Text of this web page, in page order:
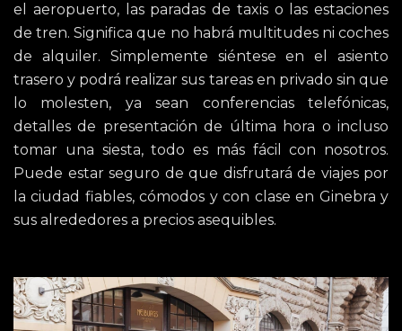
el aeropuerto, las paradas de taxis o las estaciones
de tren. Significa que no habrá multitudes ni coches
de alquiler. Simplemente siéntese en el asiento
trasero y podrá realizar sus tareas en privado sin que
lo molesten, ya sean conferencias telefónicas,
detalles de presentación de última hora o incluso
tomar una siesta, todo es más fácil con nosotros.
Puede estar seguro de que disfrutará de viajes por
la ciudad fiables, cómodos y con clase en Ginebra y
sus alrededores a precios asequibles.